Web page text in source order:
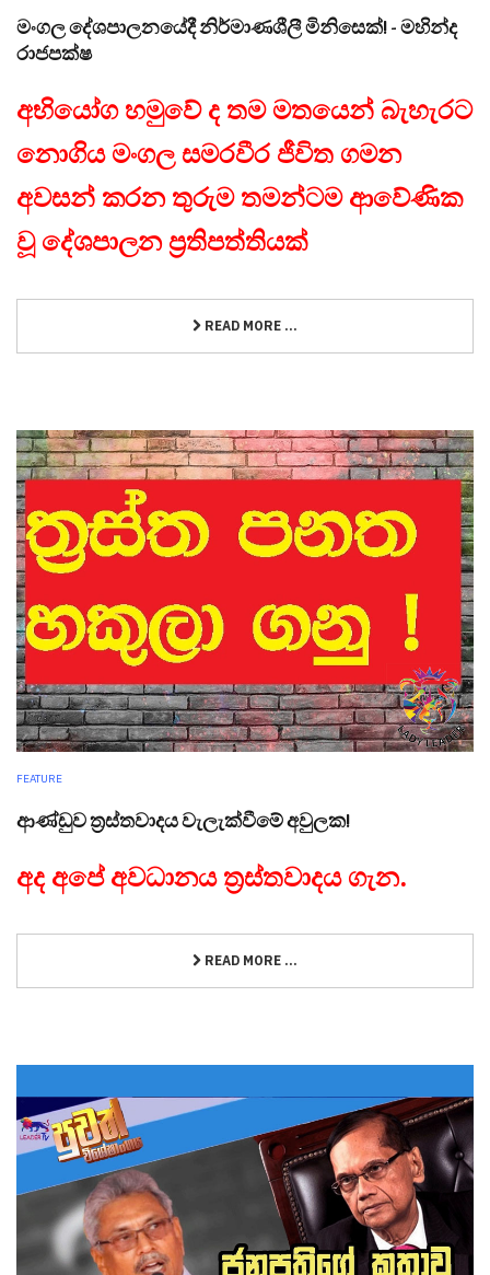
මංගල දේශපාලනයේදී නිර්මාණශීලී මිනිසෙක්! - මහින්ද
රාජපක්ෂ
අභියෝග හමුවේ ද තම මතයෙන් බැහැරට
නොගිය මංගල සමරවීර ජීවිත ගමන
අවසන් කරන තුරුම තමන්ටම ආවේණික
වූ දේශපාලන ප්‍රතිපත්තියක්
READ MORE ...
FEATURE
ආණ්ඩුව ත්‍රස්තවාදය වැලැක්වීමේ අවුලක!
අද අපේ අවධානය ත්‍රස්තවාදය ගැන.
READ MORE ...